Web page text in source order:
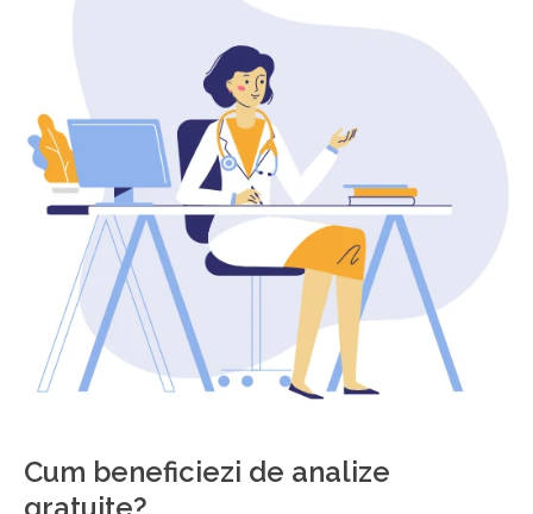
Cum beneficiezi de analize